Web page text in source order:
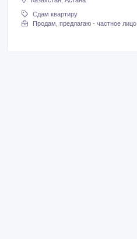
Сдам квартиру
Продам, предлагаю - частное лицо